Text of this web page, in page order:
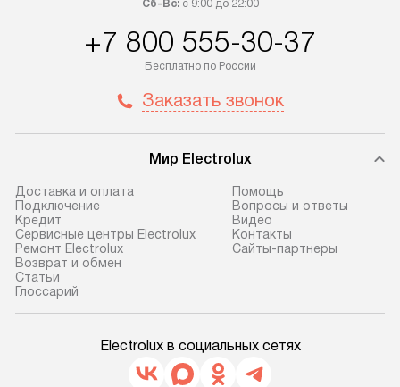
Сб-Вс:с 9:00 до 22:00
+7 800 555-30-37
Бесплатно по России
Заказать звонок
Мир Electrolux
Доставка и оплата
Подключение
Кредит
Сервисные центры Electrolux
Ремонт Electrolux
Возврат и обмен
Cтатьи
Глоссарий
Помощь
Вопросы и ответы
Видео
Контакты
Сайты-партнеры
Electrolux в социальных сетях